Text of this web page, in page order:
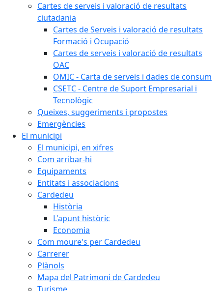
Cartes de serveis i valoració de resultats
ciutadania
Cartes de Serveis i valoració de resultats
Formació i Ocupació
Cartes de serveis i valoració de resultats
OAC
OMIC - Carta de serveis i dades de consum
CSETC - Centre de Suport Empresarial i
Tecnològic
Queixes, suggeriments i propostes
Emergències
El municipi
El municipi, en xifres
Com arribar-hi
Equipaments
Entitats i associacions
Cardedeu
Història
L'apunt històric
Economia
Com moure's per Cardedeu
Carrerer
Plànols
Mapa del Patrimoni de Cardedeu